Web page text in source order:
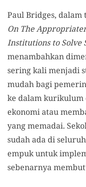
Paul Bridges, dalam
On The
Institutions to Solve
menambahkan
sering kali menjadi
mudah bagi
ke dalam kurikulum
ekonomi atau
yang memadai.
sudah ada di
empuk untuk
sebenarnya